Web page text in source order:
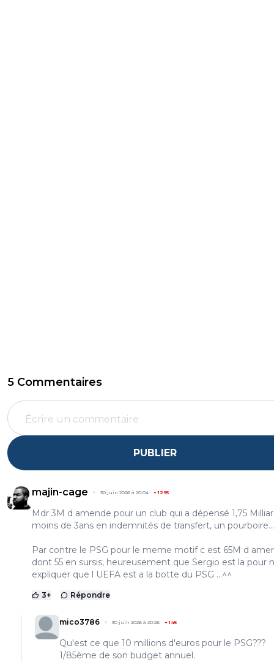
5 Commentaires
PUBLIER
majin-cage 30 juin 2026 à 20:04 +1295
Mdr 3M d amende pour un club qui a dépensé 1,75
moins de 3ans en indemnités de transfert, un pourboire...
Par contre le PSG pour le meme motif c est 65M d
dont 55 en sursis, heureusement que Sergio est la pour
expliquer que l UEFA est a la botte du PSG ...^^
3+ Répondre
mico3786 30 juin 2026 à 20:26 +145
Qu'est ce que 10 millions d'euros pour le PSG???
1/85ème de son budget annuel.